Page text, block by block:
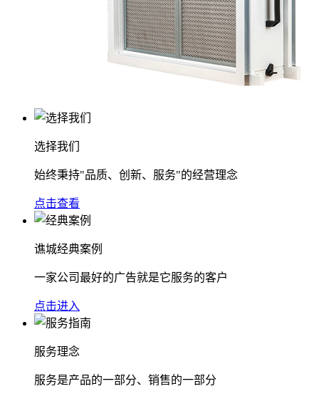
选择我们
始终秉持"品质、创新、服务"的经营理念
点击查看
谯城经典案例
一家公司最好的广告就是它服务的客户
点击进入
服务理念
服务是产品的一部分、销售的一部分